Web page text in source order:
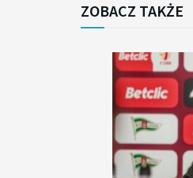
ZOBACZ TAKŻE